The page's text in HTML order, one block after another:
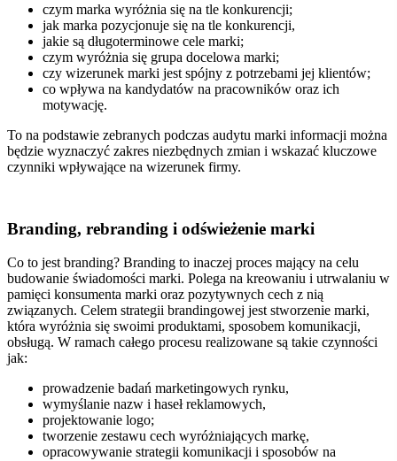
czym marka wyróżnia się na tle konkurencji;
jak marka pozycjonuje się na tle konkurencji,
jakie są długoterminowe cele marki;
czym wyróżnia się grupa docelowa marki;
czy wizerunek marki jest spójny z potrzebami jej klientów;
co wpływa na kandydatów na pracowników oraz ich
motywację.
To na podstawie zebranych podczas audytu marki informacji można
będzie wyznaczyć zakres niezbędnych zmian i wskazać kluczowe
czynniki wpływające na wizerunek firmy.
Branding, rebranding i odświeżenie marki
Co to jest branding? Branding to inaczej proces mający na celu
budowanie świadomości marki. Polega na kreowaniu i utrwalaniu w
pamięci konsumenta marki oraz pozytywnych cech z nią
związanych. Celem strategii brandingowej jest stworzenie marki,
która wyróżnia się swoimi produktami, sposobem komunikacji,
obsługą. W ramach całego procesu realizowane są takie czynności
jak:
prowadzenie badań marketingowych rynku,
wymyślanie nazw i haseł reklamowych,
projektowanie logo;
tworzenie zestawu cech wyróżniających markę,
opracowywanie strategii komunikacji i sposobów na